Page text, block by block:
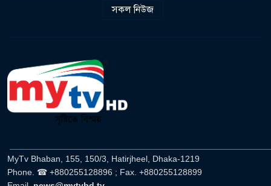
সকল নিউজ
MyTv Bhaban, 155, 150/3, Hatirjheel, Dhaka-1219
Phone. ☎ +880255128896 ; Fax. +880255128899